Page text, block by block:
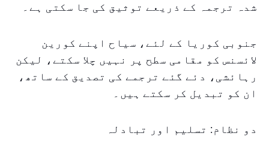
شدہ ترجمہ کے ذریعے توثیق کی جا سکتی ہے۔
جنوبی کوریا کے لئے، سیاح اپنے کورین
لائسنس کو مقامی سطح پر نہیں چلا سکتے، لیکن
رہائشی، دئے گئے ترجمے کی تصدیق کے ساتھ،
ان کو تبدیل کر سکتے ہیں۔
دو نظام: تسلیم اور تبادلہ